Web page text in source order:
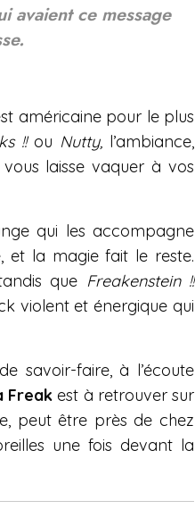
e
avaient ce message
américaine pour le plus
!!ou Nutty, l’ambiance,
laisse vaquer à vos
qui les accompagne
et la magie fait le reste.
que Freakenstein !!
violent et énergique qui
savoir-faire, à l’écoute
Freak est à retrouver sur
peut être près de chez
une fois devant la